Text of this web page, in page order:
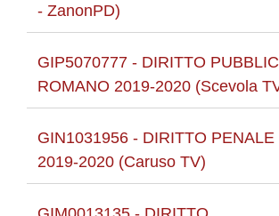
- ZanonPD)
GIP5070777 - DIRITTO
ROMANO 2019-2020 (Scevola
GIN1031956 - DIRITTO PENALE
2019-2020 (Caruso TV)